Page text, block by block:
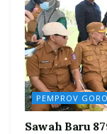
PEMPROV
Sawah Baru